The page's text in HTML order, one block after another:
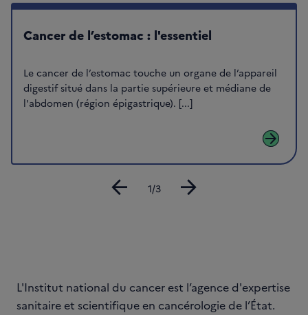
Cancer de l’estomac : l'essentiel
Le cancer de l’estomac touche un organe de l’appareil
digestif situé dans la partie supérieure et médiane de
l'abdomen (région épigastrique). [...]
arrow_forward
arrow_back arrow_forward
Diapositive
1/3
L'Institut national du cancer est l’agence d'expertise
sanitaire et scientifique en cancérologie de l’État.